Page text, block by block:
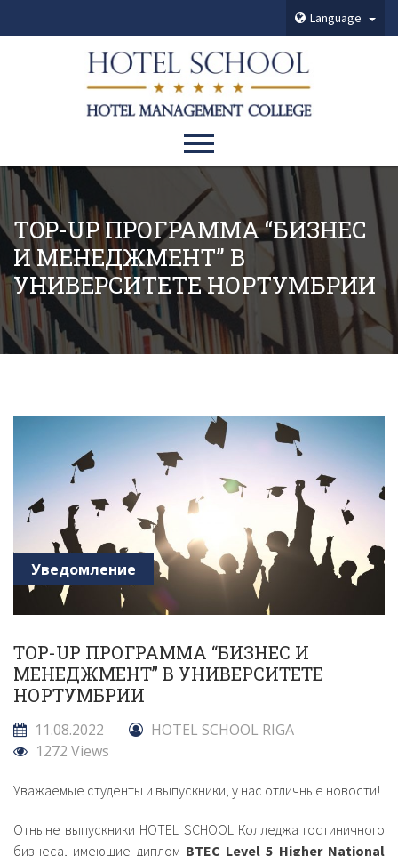
Language
TOP-UP ПРОГРАММА “БИЗНЕС
И МЕНЕДЖМЕНТ” В
УНИВЕРСИТЕТЕ НОРТУМБРИИ
Уведомление
TOP-UP ПРОГРАММА “БИЗНЕС И
МЕНЕДЖМЕНТ” В УНИВЕРСИТЕТЕ
НОРТУМБРИИ
11.08.2022
HOTEL SCHOOL RIGA
1272 Views
Уважаемые студенты и выпускники, у нас отличные новости!
Отныне выпускники HOTEL SCHOOL Колледжа гостиничного
бизнеса, имеющие диплом BTEC Level 5 Higher National